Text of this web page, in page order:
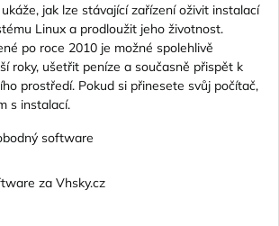
jak lze stávající zařízení oživit instalací
Linux a prodloužit jeho životnost.
po roce 2010 je možné spolehlivě
roky, ušetřit peníze a současně přispět k
prostředí. Pokud si přinesete svůj počítač,
s instalací.
software
za Vhsky.cz